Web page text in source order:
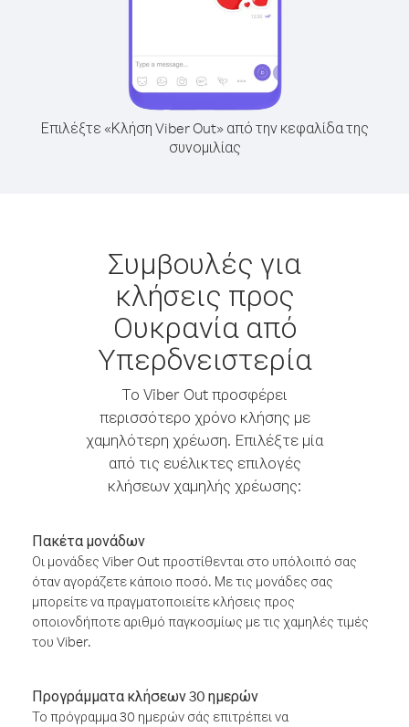
Επιλέξτε «Κλήση Viber Out» από την κεφαλίδα της
συνομιλίας
Συμβουλές για
κλήσεις προς
Ουκρανία από
Υπερδνειστερία
Το Viber Out προσφέρει
περισσότερο χρόνο κλήσης με
χαμηλότερη χρέωση. Επιλέξτε μία
από τις ευέλικτες επιλογές
κλήσεων χαμηλής χρέωσης:
Πακέτα μονάδων
Οι μονάδες Viber Out προστίθενται στο υπόλοιπό σας
όταν αγοράζετε κάποιο ποσό. Με τις μονάδες σας
μπορείτε να πραγματοποιείτε κλήσεις προς
οποιονδήποτε αριθμό παγκοσμίως με τις χαμηλές τιμές
του Viber.
Προγράμματα κλήσεων 30 ημερών
Το πρόγραμμα 30 ημερών σάς επιτρέπει να